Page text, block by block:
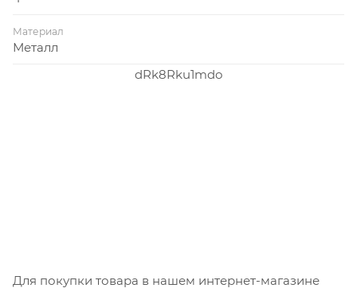
Материал
Металл
dRk8Rku1mdo
Для покупки товара в нашем интернет-магазине